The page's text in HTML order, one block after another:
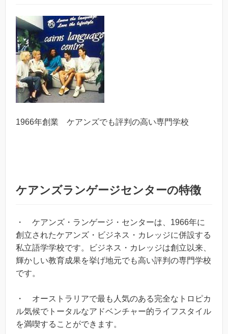
1966年創業 ケアンズでも評判の高い専門学校
ケアンズランゲージセンターの特徴
・ ケアンズ・ランゲージ・センターは、1966年に
創立されたケアンズ・ビジネス・カレッジに併設する
私立語学学校です。ビジネス・カレッジは創立以来、
輝かしい教育成果を挙げ地元でも高い評判の専門学校
です。
・ オーストラリアで最も人気のある完全なトロピカ
ル気候でトータルなアドベンチャー的ライフスタイル
を満喫することができます。